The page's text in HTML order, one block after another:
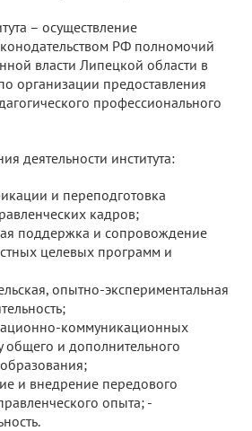
– осуществление
РФ полномочий
власти Липецкой области в
организации предоставления
профессионального
деятельности института:
и переподготовка
кадров;
поддержка и сопровождение
целевых программ и
опытно-экспериментальная
коммуникационных
общего и дополнительного
и внедрение передового
опыта; -